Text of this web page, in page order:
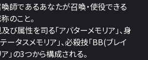
喚師であるあなたが召喚・使役できる
のこと。
び属性を司る「アバターメモリア」、身
ータスメモリア」、必殺技「BB(ブレイ
」の3つから構成される。